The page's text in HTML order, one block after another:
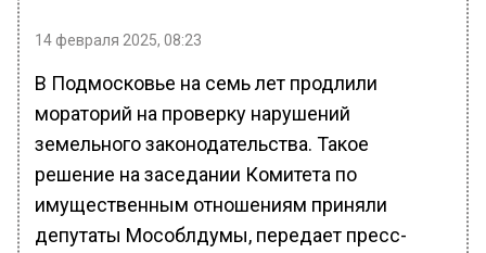
14 февраля 2025, 08:23
В Подмосковье на семь лет продлили
мораторий на проверку нарушений
земельного законодательства. Такое
решение на заседании Комитета по
имущественным отношениям приняли
депутаты Мособлдумы, передает пресс-